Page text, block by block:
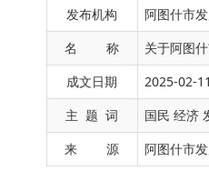
发布机构
阿图什市
名 称
关于阿图
成文日期
2025-02-11
主 题 词
国民 经济
来 源
阿图什市
关于阿图什市2024年国民经济和